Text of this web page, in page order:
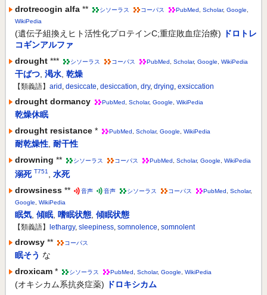
drotrecogin alfa ** シソーラス コーパス PubMed , Scholar, Google,
WikiPedia
(遺伝子組換えヒト活性化プロテインC;重症敗血症治療)
ドロトレ
コギンアルファ
drought *** シソーラス コーパス PubMed , Scholar, Google, WikiPedia
干ばつ, 渇水, 乾燥
【類義語】 arid , desiccate, desiccation, dry, drying, exsiccation
drought dormancy PubMed , Scholar, Google, WikiPedia
乾燥休眠
drought resistance * PubMed , Scholar, Google, WikiPedia
耐乾燥性, 耐干性
drowning ** シソーラス コーパス PubMed , Scholar, Google, WikiPedia
溺死 T751
水死
drowsiness ** 音声 音声 シソーラス コーパス PubMed Scholar,
Google
WikiPedia
眠気 傾眠 嗜眠状態 傾眠状態
【類義語】 lethargy, sleepiness, somnolence, somnolent
drowsy ** コーパス
眠そう な
droxicam * シソーラス PubMed Scholar, Google WikiPedia
(オキシカム系抗炎症薬)
ドロキシカム